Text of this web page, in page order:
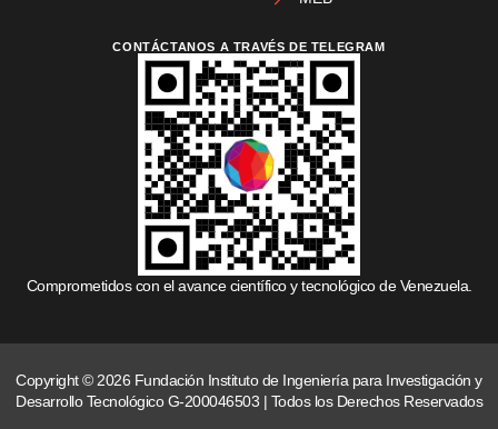
CONTÁCTANOS A TRAVÉS DE TELEGRAM
Comprometidos con el avance científico y tecnológico de Venezuela.
Copyright © 2026 Fundación Instituto de Ingeniería para Investigación y
Desarrollo Tecnológico G-200046503 | Todos los Derechos Reservados